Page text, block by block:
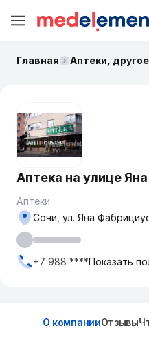
Главная Аптеки, другое
Аптека на улице
Аптеки
Сочи, ул. Яна
+7 988 ****Показать
О компанииОтзывы